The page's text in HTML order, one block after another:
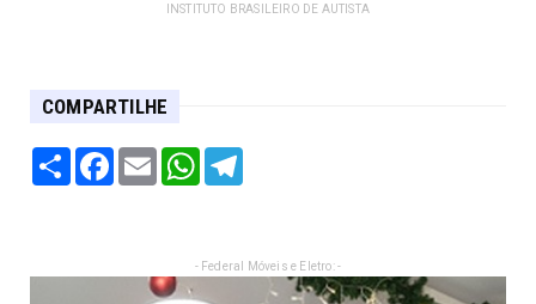
INSTITUTO BRASILEIRO DE AUTISTA
COMPARTILHE
Share Facebook
Email WhatsApp
- Federal Móveis e Eletro: -